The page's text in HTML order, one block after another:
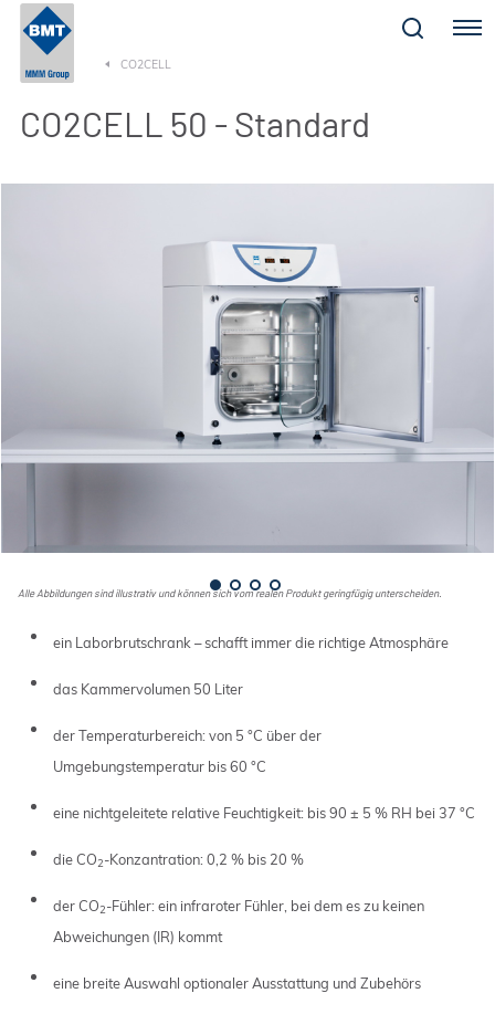
Menu
CO2CELL
CO2CELL 50 - Standard
Alle Abbildungen sind illustrativ und können sich vom realen Produkt geringfügig unterscheiden.
ein Laborbrutschrank – schafft immer die richtige Atmosphäre
das Kammervolumen 50 Liter
der Temperaturbereich: von 5 °C über der
Umgebungstemperatur bis 60 °C
eine nichtgeleitete relative Feuchtigkeit: bis 90 ± 5 % RH bei 37 °C
die CO2-Konzantration: 0,2 % bis 20 %
der CO2-Fühler: ein infraroter Fühler, bei dem es zu keinen
Abweichungen (IR) kommt
eine breite Auswahl optionaler Ausstattung und Zubehörs